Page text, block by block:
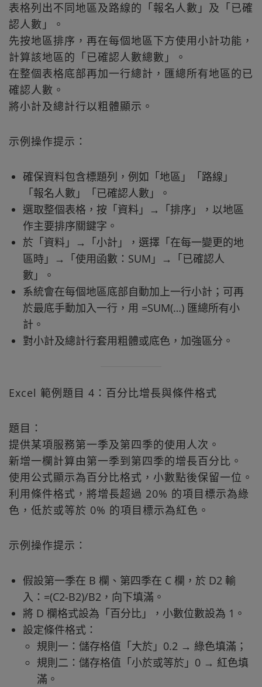
表格列出不同地區及路線的「報名人數」及「已確
認人數」。
先按地區排序，再在每個地區下方使用小計功能，
計算該地區的「已確認人數總數」。
在整個表格底部再加一行總計，匯總所有地區的已
確認人數。
將小計及總計行以粗體顯示。
示例操作提示：
確保資料包含標題列，例如「地區」「路線」
「報名人數」「已確認人數」。
選取整個表格，按「資料」→「排序」，以地區
作主要排序關鍵字。
於「資料」→「小計」，選擇「在每一變更的地
區時」→「使用函數：SUM」→「已確認人
數」。
系統會在每個地區底部自動加上一行小計；可再
於最底手動加入一行，用 =SUM(…) 匯總所有小
計。
對小計及總計行套用粗體或底色，加強區分。
Excel 範例題目 4：百分比增長與條件格式
題目：
提供某項服務第一季及第四季的使用人次。
新增一欄計算由第一季到第四季的增長百分比。
使用公式顯示為百分比格式，小數點後保留一位。
利用條件格式，將增長超過 20% 的項目標示為綠
色，低於或等於 0% 的項目標示為紅色。
示例操作提示：
假設第一季在 B 欄、第四季在 C 欄，於 D2 輸
入：=(C2-B2)/B2，向下填滿。
將 D 欄格式設為「百分比」，小數位數設為 1。
設定條件格式：
規則一：儲存格值「大於」0.2 → 綠色填滿；
規則二：儲存格值「小於或等於」0 → 紅色填
滿。